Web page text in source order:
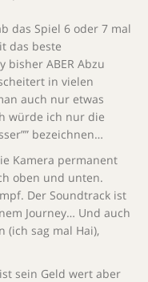
das Spiel 6 oder 7 mal
das beste
bisher ABER Abzu
in vielen
auch nur etwas
würde ich nur die
bezeichnen…
Kamera permanent
oben und unten.
Der Soundtrack ist
Journey… Und auch
(ich sag mal Hai),
sein Geld wert aber